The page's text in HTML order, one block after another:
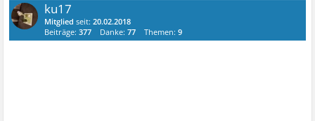
ku17
Mitglied seit:20.02.2018
Beiträge:377 Danke:77 Themen:9